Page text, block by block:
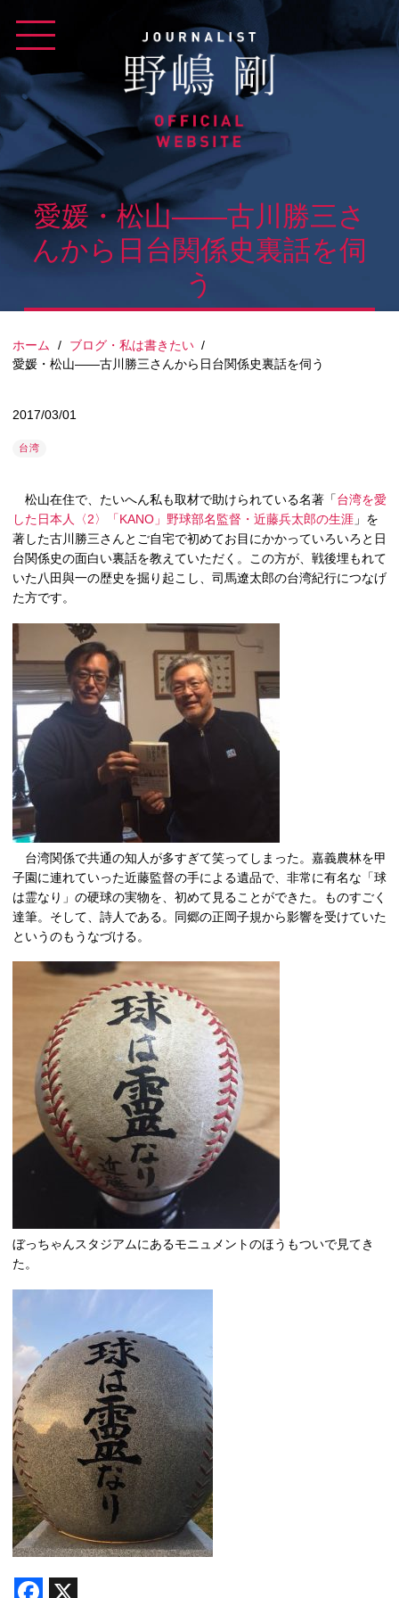
content
愛媛・松山――古川勝三さ
んから日台関係史裏話を伺
う
ホーム / ブログ・私は書きたい /
愛媛・松山――古川勝三さんから日台関係史裏話を伺う
2017/03/01
台湾
松山在住で、たいへん私も取材で助けられている名著「台湾を愛
した日本人〈2〉「KANO」野球部名監督・近藤兵太郎の生涯 」を
著した古川勝三さんとご自宅で初めてお目にかかっていろいろと日
台関係史の面白い裏話を教えていただく。この方が、戦後埋もれて
いた八田與一の歴史を掘り起こし、司馬遼太郎の台湾紀行につなげ
た方です。
台湾関係で共通の知人が多すぎて笑ってしまった。嘉義農林を甲
子園に連れていった近藤監督の手による遺品で、非常に有名な「球
は霊なり」の硬球の実物を、初めて見ることができた。ものすごく
達筆。そして、詩人である。同郷の正岡子規から影響を受けていた
というのもうなづける。
ぼっちゃんスタジアムにあるモニュメントのほうもついで見てき
た。